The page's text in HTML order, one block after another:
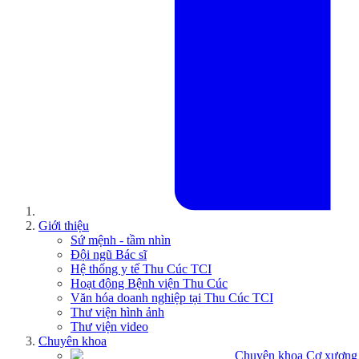
Giới thiệu
Sứ mệnh - tầm nhìn
Đội ngũ Bác sĩ
Hệ thống y tế Thu Cúc TCI
Hoạt động Bệnh viện Thu Cúc
Văn hóa doanh nghiệp tại Thu Cúc TCI
Thư viện hình ảnh
Thư viện video
Chuyên khoa
Chuyên khoa Cơ